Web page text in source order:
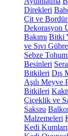
Direkleri
Çit ve
Dekorasyon
Bakımı Bitki
ve Sıvı
Sebze
Besinleri
Bitkileri Dış
Aşılı Meyve
Bitkileri
Çiçeklik ve
Saksısı
Malzemeleri
Kedi Kumları